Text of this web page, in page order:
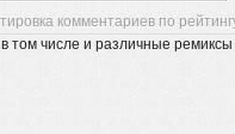
, в том числе и различные ремиксы